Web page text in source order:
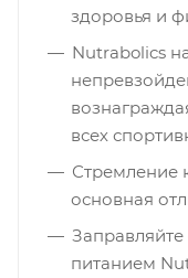
здоровья и
Nutrabolics
всех
Стремление
основная
питанием